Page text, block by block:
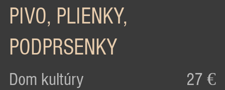
PIVO, PLIENKY,
PODPRSENKY
Dom kultúry 27 €